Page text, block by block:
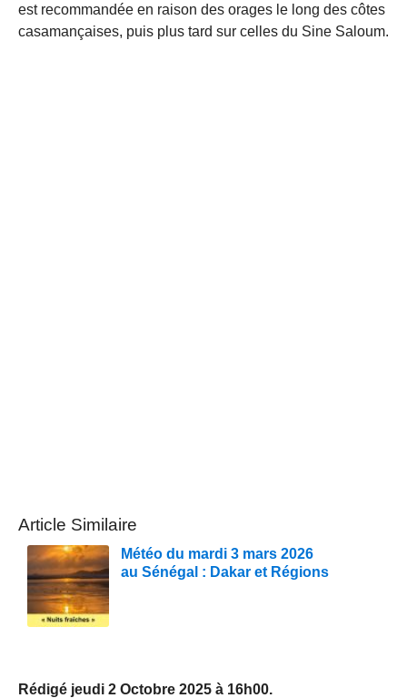
est recommandée en raison des orages le long des côtes
casamançaises, puis plus tard sur celles du Sine Saloum.
Article Similaire
Météo du mardi 3 mars 2026
au Sénégal : Dakar et Régions
Rédigé jeudi 2 Octobre 2025 à 16h00.